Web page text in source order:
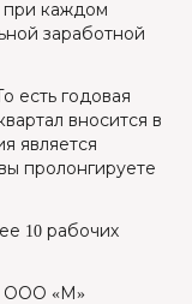
при каждом
заработной
есть годовая
вносится в
является
пролонгируете
10 рабочих
ООО «М»